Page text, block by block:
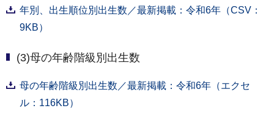
年別、出生順位別出生数／最新掲載：令和6年（CSV：
9KB）
(3)母の年齢階級別出生数
母の年齢階級別出生数／最新掲載：令和6年（エクセ
ル：116KB）